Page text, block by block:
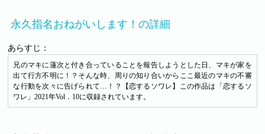
永久指名おねがいします！の詳細
あらすじ：
兄のマキに蓮次と付き合っていることを報告しようとした日、マキが家を
出て行方不明に！？そんな時、周りの知り合いからここ最近のマキの不審
な行動を次々に告げられて…！？【恋するソワレ】この作品は「恋するソ
ワレ」2021年Vol．10に収録されています。